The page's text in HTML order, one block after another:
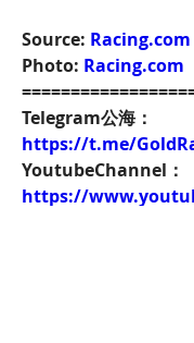
Source: Racing.com
Photo: Racing.com
Telegram公海：
https://t.me/
YoutubeChannel：
https://